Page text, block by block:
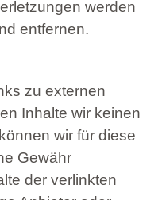
werden
entfernen.
zu externen
Inhalte wir keinen
wir für diese
Gewähr
der verlinkten